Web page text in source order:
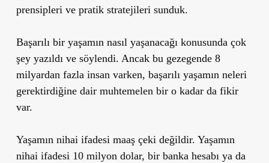
prensipleri ve pratik stratejileri sunduk.
Başarılı bir yaşamın nasıl yaşanacağı konusunda çok
şey yazıldı ve söylendi. Ancak bu gezegende 8
milyardan fazla insan varken, başarılı yaşamın neleri
gerektirdiğine dair muhtemelen bir o kadar da fikir
var.
Yaşamın nihai ifadesi maaş çeki değildir. Yaşamın
nihai ifadesi 10 milyon dolar, bir banka hesabı ya da